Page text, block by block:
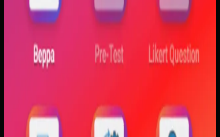
Mahasiswa sering kesulitan menghubungkan persamaan
matematis dengan perilaku fisik yang sebenarnya,
konsisten. Materi yang hanya tampil statis juga membuat
konsep perubahan fase dan perilaku sistem sulit
dibayangkan.
visualisasi gerak, dan grafik yang berubah langsung saat
variabel diubah. Dengan begitu, mahasiswa bisa melihat
hubungan antara teori dan simulasi secara lebih konkret.